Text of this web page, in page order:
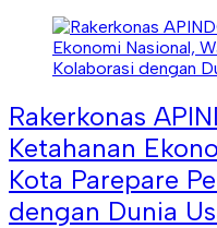
Rakerkonas
Ketahanan
Kota Parepare
dengan Dunia